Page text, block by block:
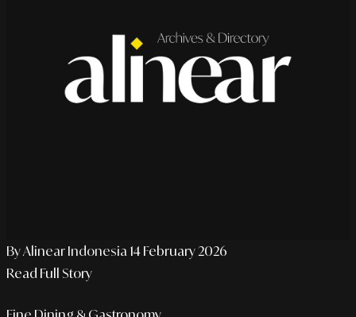
By Alinear Indonesia 14 February 2026
Read Full Story